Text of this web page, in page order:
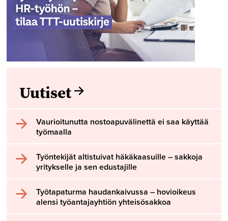
Uutiset
Vaurioitunutta nostoapuvälinettä ei saa käyttää
työmaalla
Työntekijät altistuivat häkäkaasuille – sakkoja
yritykselle ja sen edustajille
Työtapaturma haudankaivussa – hovioikeus
alensi työantajayhtiön yhteisösakkoa